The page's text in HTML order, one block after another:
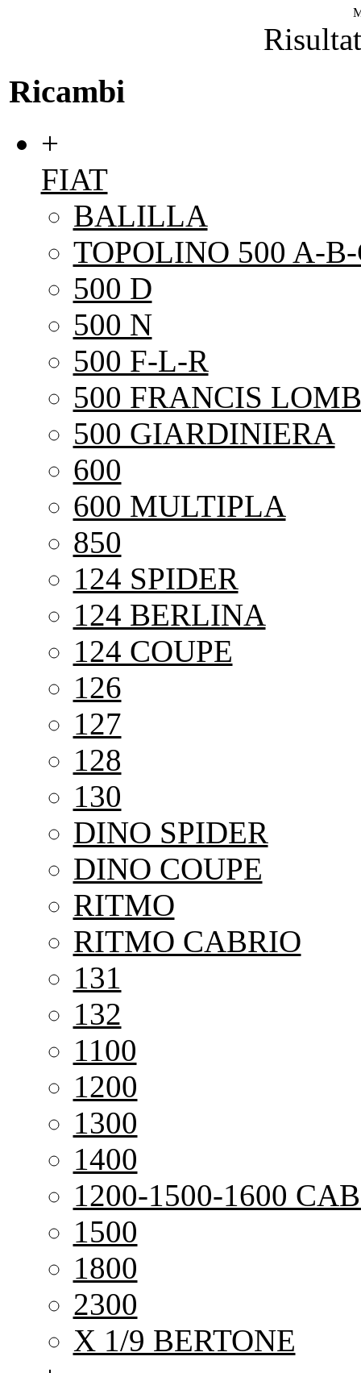
Ricambi
+
FIAT
BALILLA
TOPOLINO 500 A-
500 D
500 N
500 F-L-R
500 FRANCIS
500 GIARDINIERA
600
600 MULTIPLA
850
124 SPIDER
124 BERLINA
124 COUPE
126
127
128
130
DINO SPIDER
DINO COUPE
RITMO
RITMO CABRIO
131
132
1100
1200
1300
1400
1200-1500-1600
1500
1800
2300
X 1/9 BERTONE